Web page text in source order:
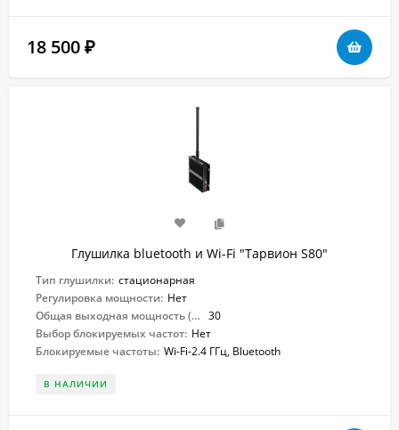
18 500 ₽
Глушилка bluetooth и Wi-Fi "Тарвион S80"
Тип глушилки: стационарная
Регулировка мощности: Нет
Общая выходная мощность (Вт): 30
Выбор блокируемых частот: Нет
Блокируемые частоты: Wi-Fi-2.4 ГГц, Bluetooth
В НАЛИЧИИ